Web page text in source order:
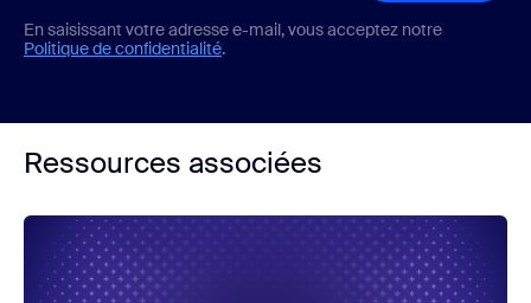
En saisissant votre adresse e-mail, vous acceptez notre
Politique de confidentialité.
Ressources associées